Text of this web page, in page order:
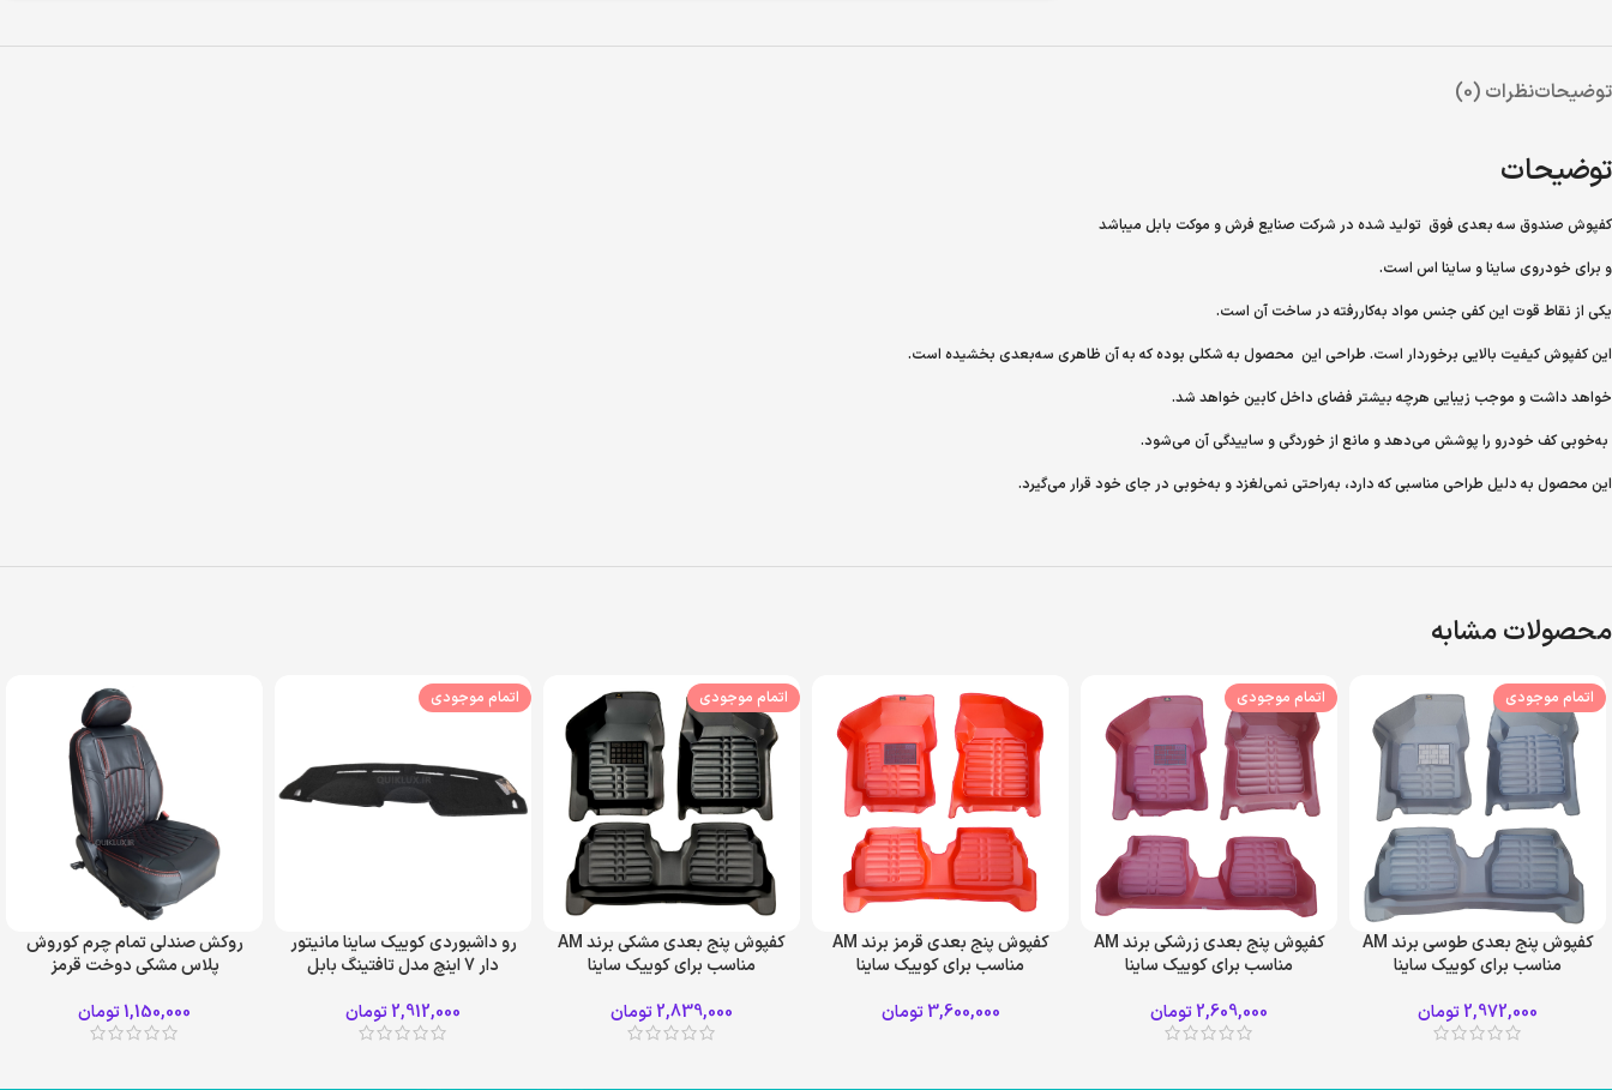
توضیحاتنظرات (0)
توضیحات
کفپوش صندوق سه بعدی فوق تولید شده در شرکت صنایع فرش و موکت بابل میباشد
و برای خودروی ساینا و ساینا اس است.
یکی از نقاط قوت این کفی جنس مواد به‌کاررفته در ساخت آن است.
این کفپوش کیفیت بالایی برخوردار است. طراحی این محصول به شکلی بوده که به آن ظاهری سه‌بعدی بخشیده است.
خواهد داشت و موجب زیبایی هرچه بیشتر فضای داخل کابین خواهد شد.
به‌خوبی کف خودرو را پوشش می‌دهد و مانع از خوردگی و ساییدگی آن می‌شود.
این محصول به دلیل طراحی مناسبی که دارد، به‌راحتی نمی‌لغزد و به‌خوبی در جای خود قرار می‌گیرد.
محصولات مشابه
اتمام موجودی
کفپوش پنج بعدی طوسی برند AM
مناسب برای کوییک ساینا
2,972,000تومان
اتمام موجودی
کفپوش پنج بعدی زرشکی برند AM
مناسب برای کوییک ساینا
2,609,000تومان
کفپوش پنج بعدی قرمز برند AM
مناسب برای کوییک ساینا
3,600,000 تومان
اتمام موجودی
کفپوش پنج بعدی مشکی برند AM
مناسب برای کوییک ساینا
2,839,000تومان
اتمام موجودی
رو داشبوردی کوییک ساینا مانیتور
دار 7 اینچ مدل تافتینگ بابل
2,912,000تومان
روکش صندلی تمام چرم کوروش
پلاس مشکی دوخت قرمز
1,150,000تومان